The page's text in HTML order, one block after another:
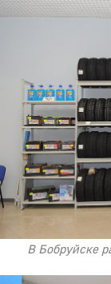
В Бобруйске